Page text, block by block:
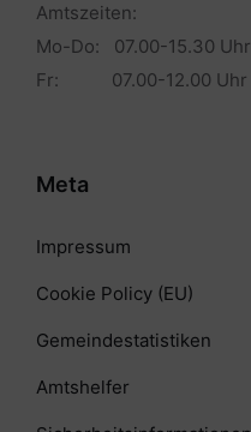
Amtszeiten:
Mo-Do: 07.00-15.30 Uhr
Fr: 07.00-12.00 Uhr
Meta
Impressum
Cookie Policy (EU)
Gemeindestatistiken
Amtshelfer